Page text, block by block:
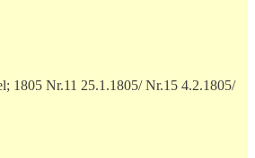
1805 Nr.11 25.1.1805/ Nr.15 4.2.1805/